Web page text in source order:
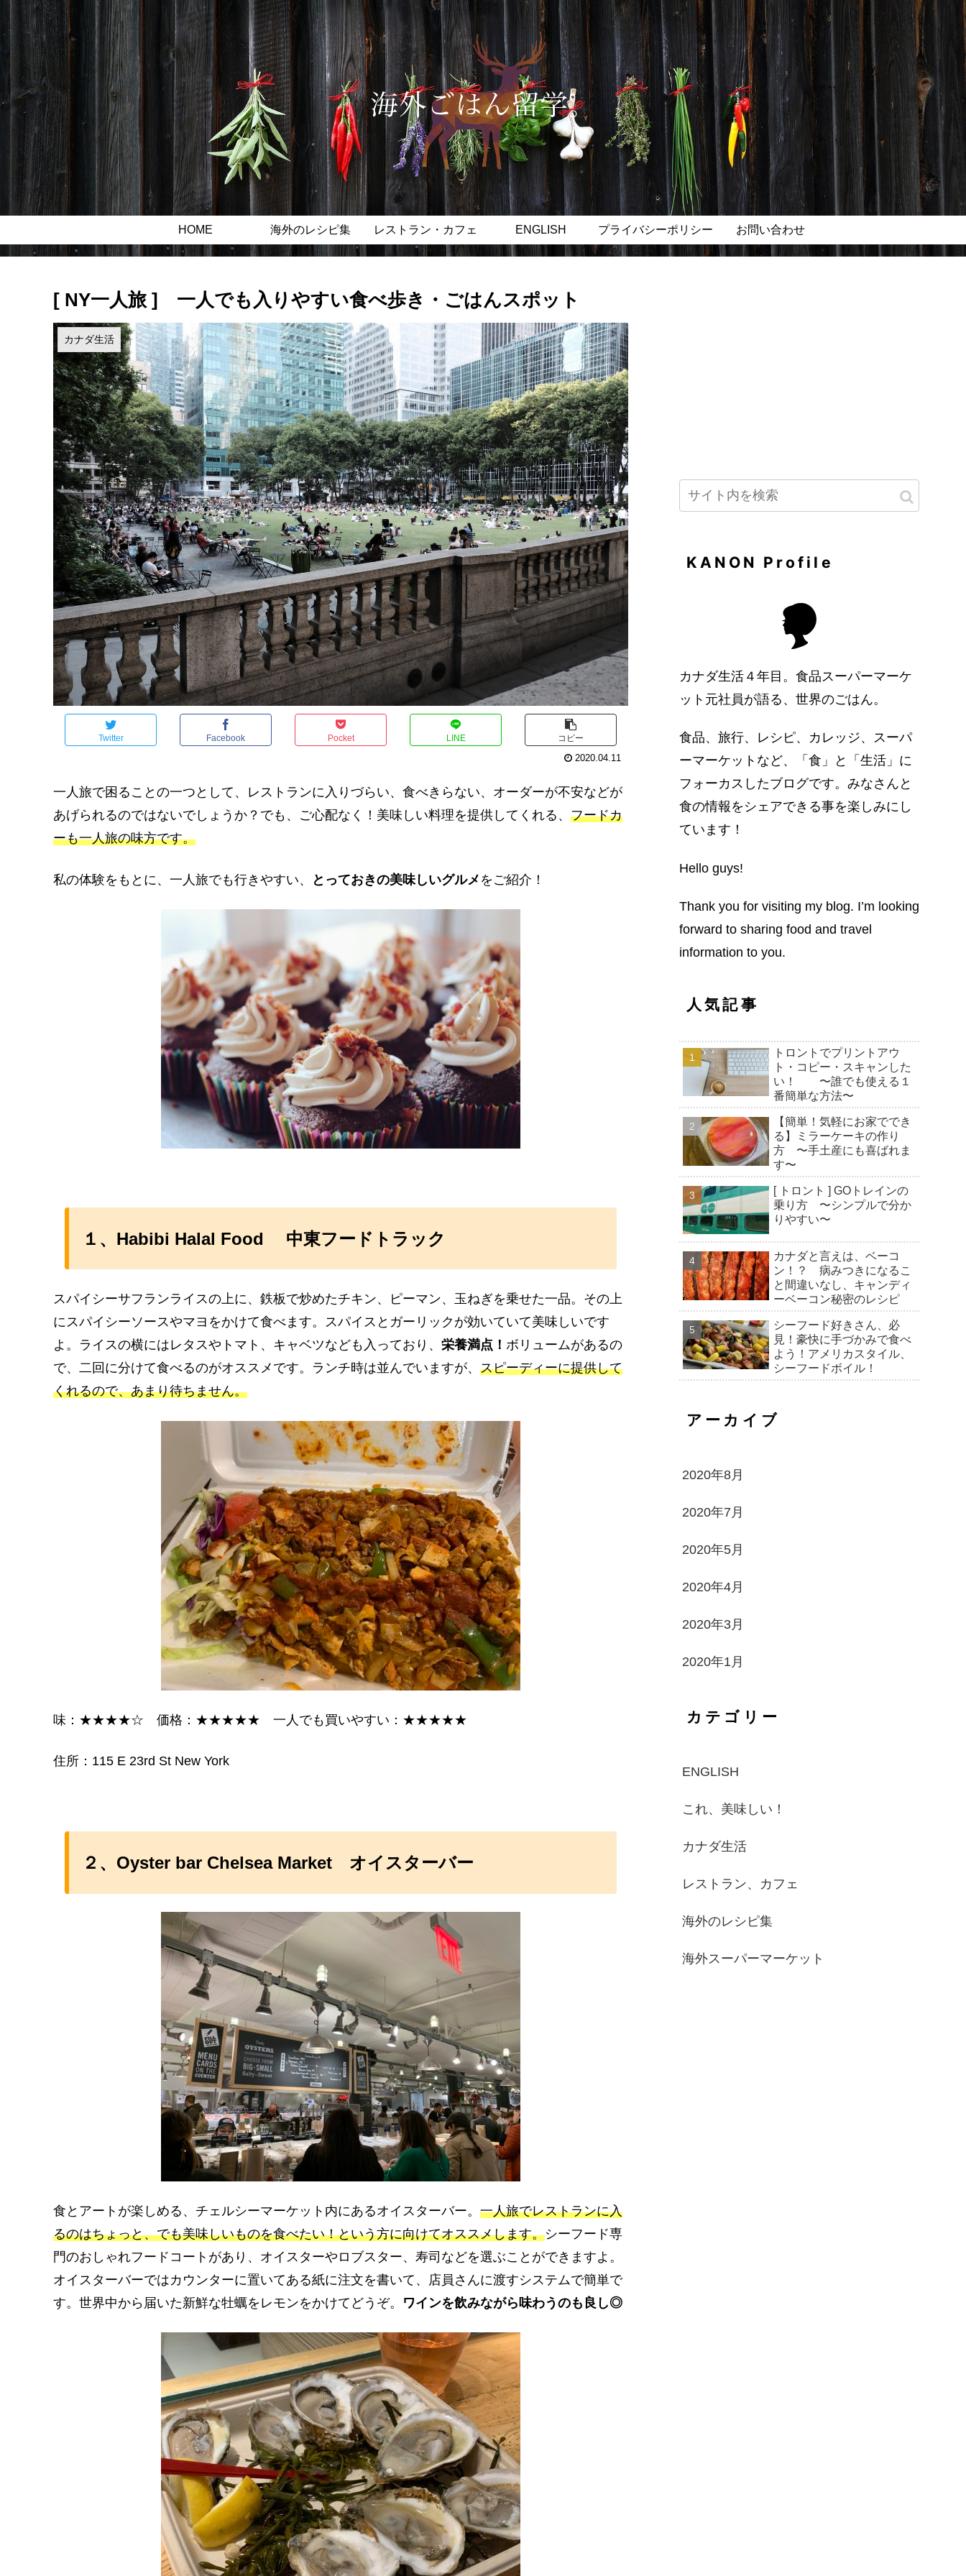
HOME 海外のレシピ集 レストラン・カフェ ENGLISH プライバシーポリシー お問い合わせ
[ NY一人旅 ] 一人でも入りやすい食べ歩き・ごはんスポット
カナダ生活
Twitter Facebook Pocket LINE コピー
2020.04.11
一人旅で困ることの一つとして、レストランに入りづらい、食べきらない、オーダーが不安などが
あげられるのではないでしょうか？でも、ご心配なく！美味しい料理を提供してくれる、 フードカ
ーも一人旅の味方です。
私の体験をもとに、一人旅でも行きやすい、 とっておきの美味しいグルメ をご紹介！
１、Habibi Halal Food 中東フードトラック
スパイシーサフランライスの上に、鉄板で炒めたチキン、ピーマン、玉ねぎを乗せた一品。その上
にスパイシーソースやマヨをかけて食べます。スパイスとガーリックが効いていて美味しいです
よ。ライスの横にはレタスやトマト、キャベツなども入っており、 栄養満点！ ボリュームがあるの
で、二回に分けて食べるのがオススメです。ランチ時は並んでいますが、 スピーディーに提供して
くれるので、あまり待ちません。
味：★★★★☆ 価格：★★★★★ 一人でも買いやすい：★★★★★
住所：115 E 23rd St New York
２、Oyster bar Chelsea Market オイスターバー
食とアートが楽しめる、チェルシーマーケット内にあるオイスターバー。 一人旅でレストランに入
るのはちょっと、でも美味しいものを食べたい！という方に向けてオススメします。シーフード専
門のおしゃれフードコートがあり、オイスターやロブスター、寿司などを選ぶことができますよ。
オイスターバーではカウンターに置いてある紙に注文を書いて、店員さんに渡すシステムで簡単で
す。世界中から届いた新鮮な牡蠣をレモンをかけてどうぞ。 ワインを飲みながら味わうのも良し◎
KANON Profile
カナダ生活４年目。食品スーパーマーケ
ット元社員が語る、世界のごはん。
食品、旅行、レシピ、カレッジ、スーパ
ーマーケットなど、「食」と「生活」に
フォーカスしたブログです。みなさんと
食の情報をシェアできる事を楽しみにし
ています！
Hello guys!
Thank you for visiting my blog. I’m looking
forward to sharing food and travel
information to you.
人気記事
トロントでプリントアウ
ト・コピー・スキャンした
い！ 〜誰でも使える１
番簡単な方法〜
【簡単！気軽にお家ででき
る】ミラーケーキの作り
方 〜手土産にも喜ばれま
す〜
[ トロント ] GOトレインの
乗り方 〜シンプルで分か
りやすい〜
カナダと言えは、ベーコ
ン！？ 病みつきになるこ
と間違いなし、キャンディ
ーベーコン秘密のレシピ
シーフード好きさん、必
見！豪快に手づかみで食べ
よう！アメリカスタイル、
シーフードボイル！
アーカイブ
2020年8月
2020年7月
2020年5月
2020年4月
2020年3月
2020年1月
カテゴリー
ENGLISH
これ、美味しい！
カナダ生活
レストラン、カフェ
海外のレシピ集
海外スーパーマーケット